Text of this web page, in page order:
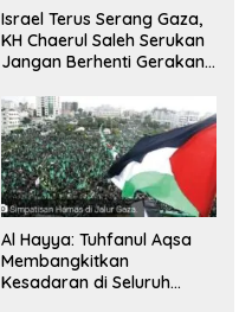
Israel Terus Serang Gaza,
KH Chaerul Saleh Serukan
Jangan Berhenti Gerakan
Al Hayya: Tuhfanul Aqsa
Membangkitkan
Kesadaran di Seluruh